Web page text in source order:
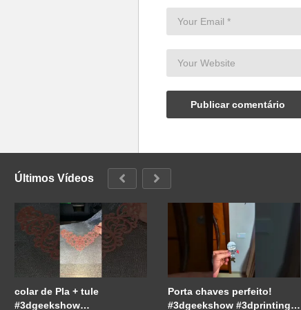
Últimos Vídeos
colar de Pla + tule
#3dgeekshow
Porta chaves perfeito!
#3dgeekshow #3dprinting